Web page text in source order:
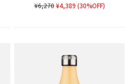
¥6,270¥4,389 (30%OFF)